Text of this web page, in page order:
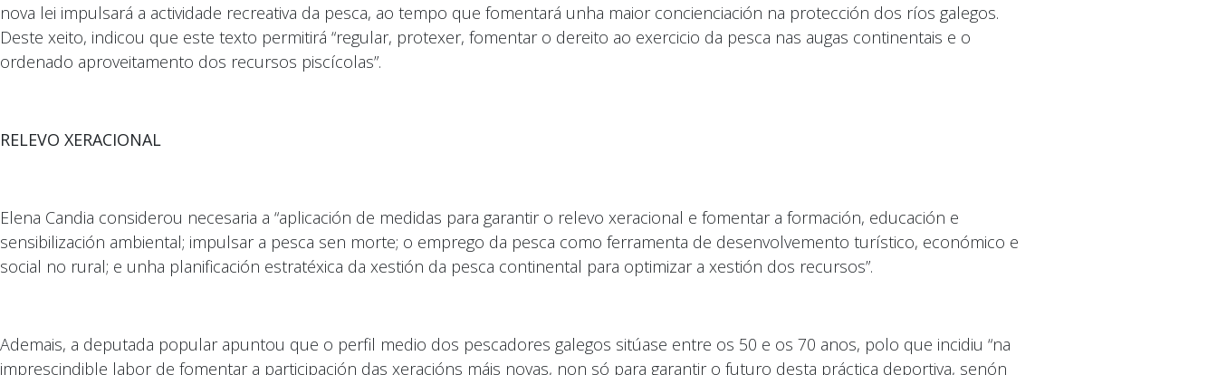
nova lei impulsará a actividade recreativa da pesca, ao tempo que fomentará unha maior concienciación na protección dos ríos galegos.
Deste xeito, indicou que este texto permitirá “regular, protexer, fomentar o dereito ao exercicio da pesca nas augas continentais e o
ordenado aproveitamento dos recursos piscícolas”.
RELEVO XERACIONAL
Elena Candia considerou necesaria a “aplicación de medidas para garantir o relevo xeracional e fomentar a formación, educación e
sensibilización ambiental; impulsar a pesca sen morte; o emprego da pesca como ferramenta de desenvolvemento turístico, económico e
social no rural; e unha planificación estratéxica da xestión da pesca continental para optimizar a xestión dos recursos”.
Ademais, a deputada popular apuntou que o perfil medio dos pescadores galegos sitúase entre os 50 e os 70 anos, polo que incidiu “na
imprescindible labor de fomentar a participación das xeracións máis novas, non só para garantir o futuro desta práctica deportiva, senón